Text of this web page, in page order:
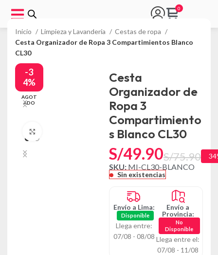
Inicio Limpieza y Lavandería
Cestas de ropa
Cesta Organizador de Ropa 3 Compartimientos Blanco
CL30
-3
4%
AGOT
ADO
Cesta
Organizador de
Ropa 3
Compartimiento
s Blanco CL30
S/75.90
S/49.90
SKU: MI-CL30-BLANCO
Sin existencias
Envío a Lima:
Disponible
Llega entre:
07/08 - 08/08
Envío a
Provincia:
No
Disponible
Llega entre el:
07/08 - 11/08